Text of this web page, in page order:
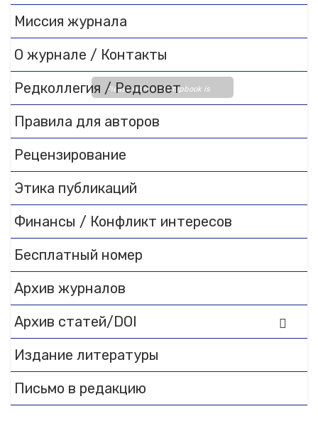
Please wait while flipbook is
loading. For more related info,
FAQs and issues please refer
toDearFlip WordPress
Flipbook Plugin Help
documentation.
Миссия журнала
О журнале / Контакты
Редколлегия / Редсовет
Правила для авторов
Рецензирование
Этика публикаций
Финансы / Конфликт интересов
Бесплатный номер
Архив журналов
Архив статей/DOI
Издание литературы
Письмо в редакцию